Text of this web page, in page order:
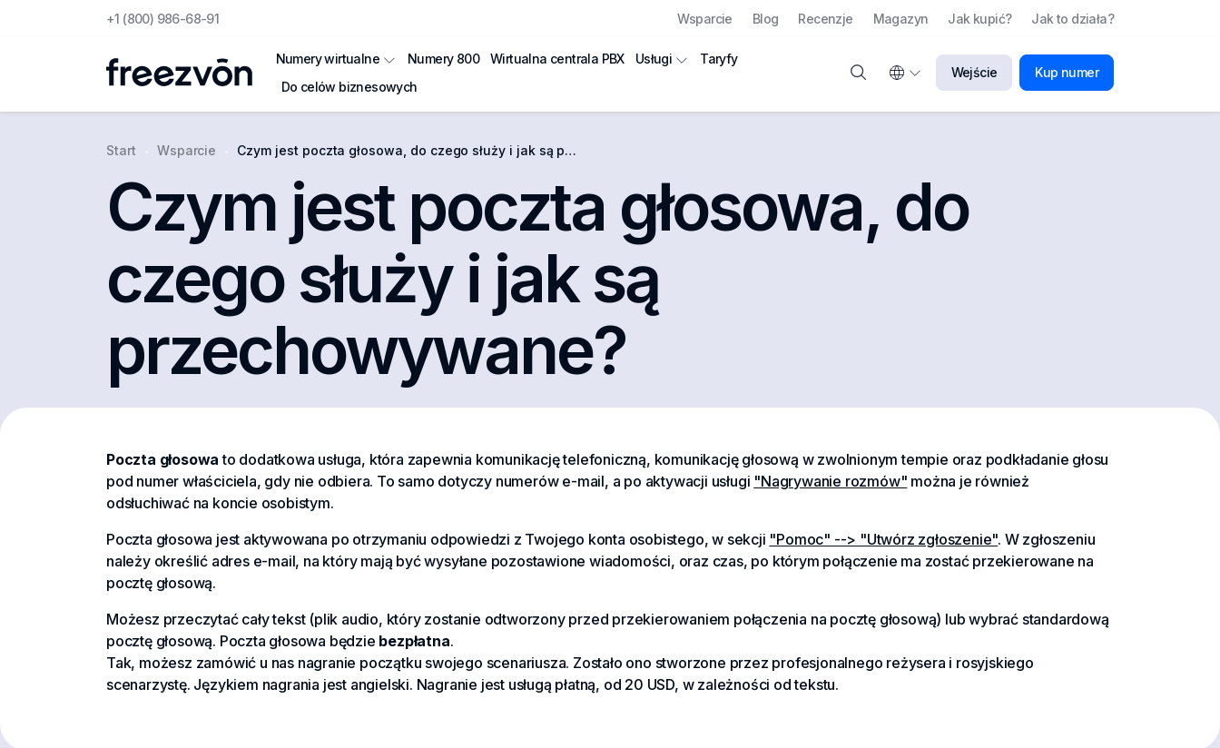
+1 (800) 986-68-91 Wsparcie Blog Recenzje Magazyn Jak kupić? Jak to działa?
Wejście Kup numer
Numery wirtualne Numery 800 Wirtualna centrala PBX Usługi
Taryfy
Do celów biznesowych
Start Wsparcie Czym jest poczta głosowa, do czego służy i jak są przechowywane?
Czym jest poczta głosowa, do
czego służy i jak są
przechowywane?
Poczta głosowa to dodatkowa usługa, która zapewnia komunikację telefoniczną, komunikację głosową w zwolnionym tempie oraz podkładanie głosu
pod numer właściciela, gdy nie odbiera. To samo dotyczy numerów e-mail, a po aktywacji usługi "Nagrywanie rozmów" można je również
odsłuchiwać na koncie osobistym.
Poczta głosowa jest aktywowana po otrzymaniu odpowiedzi z Twojego konta osobistego, w sekcji "Pomoc" --> "Utwórz zgłoszenie". W zgłoszeniu
należy określić adres e-mail, na który mają być wysyłane pozostawione wiadomości, oraz czas, po którym połączenie ma zostać przekierowane na
pocztę głosową.
Możesz przeczytać cały tekst (plik audio, który zostanie odtworzony przed przekierowaniem połączenia na pocztę głosową) lub wybrać standardową
pocztę głosową. Poczta głosowa będzie bezpłatna.
Tak, możesz zamówić u nas nagranie początku swojego scenariusza. Zostało ono stworzone przez profesjonalnego reżysera i rosyjskiego
scenarzystę. Językiem nagrania jest angielski. Nagranie jest usługą płatną, od 20 USD, w zależności od tekstu.